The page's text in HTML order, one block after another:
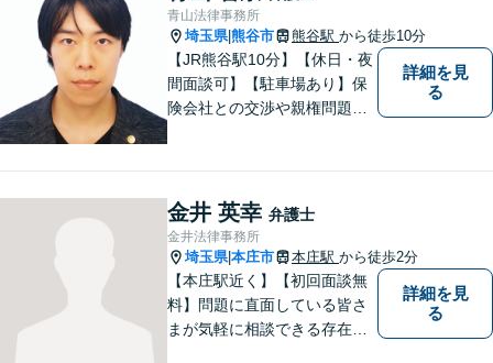
青山法律事務所
埼玉県|熊谷市 熊谷駅 から徒歩10分
【JR熊谷駅10分】【休日・夜
間面談可】【駐車場あり】保
険会社との交渉や親権問題、
が高い」と感じる方も、まず
はお気持ちをお聞かせくださ
い。
詳細を見
る
金井 英幸 弁護士
金井法律事務所
埼玉県|本庄市 本庄駅 から徒歩2分
【本庄駅近く】【初回面談無
料】問題に直面している皆さ
まが気軽に相談できる存在に
詳細を見
る